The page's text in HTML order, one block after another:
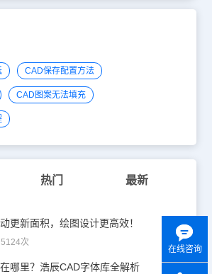
CAD保存配置方法
CAD图案无法填充
热门 最新
更新面积，绘图设计更高效！
次
哪里？浩辰CAD字体库全解析
在线咨询